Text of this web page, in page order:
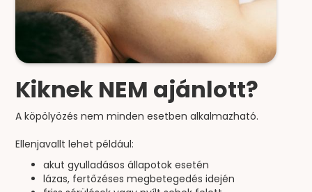
Kiknek NEM ajánlott?
A köpölyözés nem minden esetben alkalmazható.
Ellenjavallt lehet például:
akut gyulladásos állapotok esetén
lázas, fertőzéses megbetegedés idején